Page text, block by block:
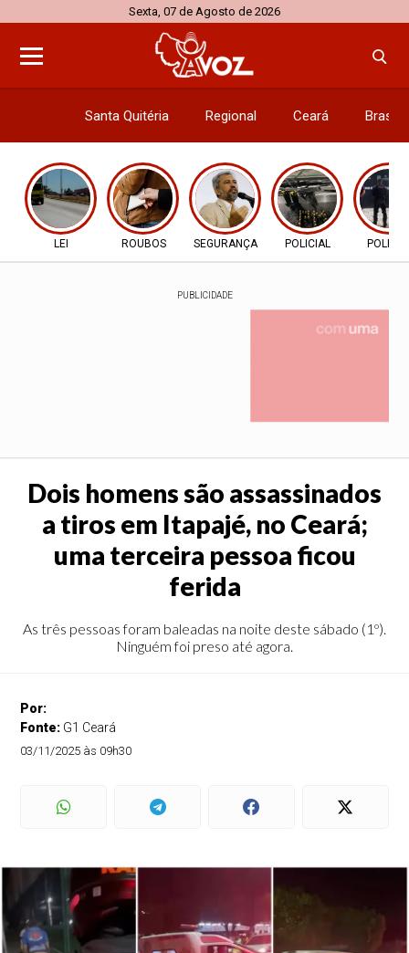
Sexta, 07 de Agosto de 2026
Santa Quitéria Regional Ceará Brasil
LEI ROUBOS SEGURANÇA POLICIAL
PUBLICIDADE
Dois homens são assassinados
a tiros em Itapajé, no Ceará;
uma terceira pessoa ficou
ferida
As três pessoas foram baleadas na noite deste sábado (1º).
Ninguém foi preso até agora.
Por:
Fonte: G1 Ceará
03/11/2025 às 09h30